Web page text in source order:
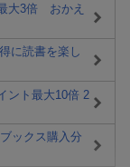
大3倍 おかえ
に読書を楽し
ント最大10倍 2
ックス購入分